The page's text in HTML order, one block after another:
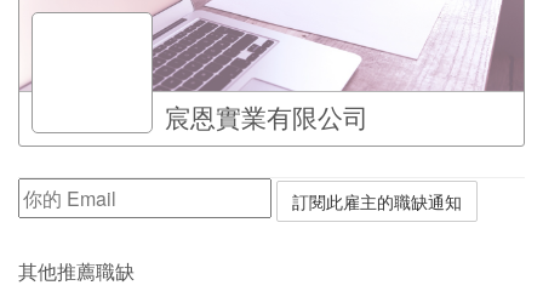
宸恩實業有限公司
其他推薦職缺